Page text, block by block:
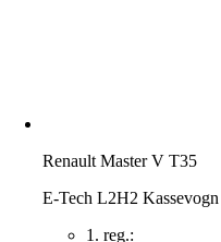
Renault Master V T35
E-Tech L2H2
1. reg.: